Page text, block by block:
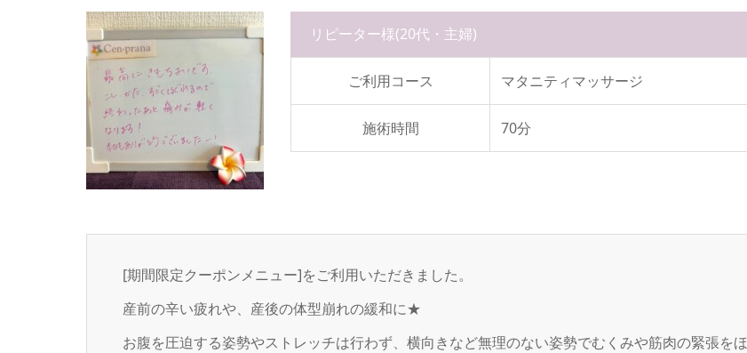
リピーター様(20代・主婦)
ご利用コース マタニティマッサージ
施術時間 70分
[期間限定クーポンメニュー]をご利用いただきました。
産前の辛い疲れや、産後の体型崩れの緩和に★
お腹を圧迫する姿勢やストレッチは行わず、横向きなど無理のない姿勢でむくみや筋肉の緊張をほ